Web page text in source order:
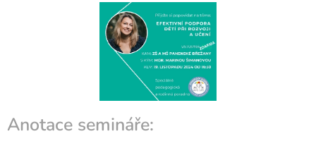
Anotace semináře: